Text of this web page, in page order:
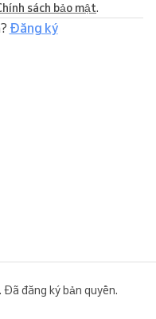
sách bảo mật.
Đăng ký
đăng ký bản quyền.